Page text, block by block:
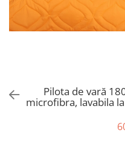
Bumbac satinat
Bumbac policoton
120x200cm
140x200cm
Pilota de vară
microfibra, lavabila